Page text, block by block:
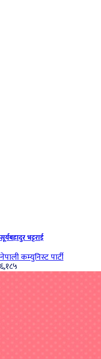
सूर्यबहादुर भट्टराई
नेपाली कम्युनिस्ट पार्टी
६,१८५